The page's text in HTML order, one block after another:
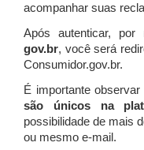
acompanhar suas
Após autenticar,
gov.br, você será
Consumidor.gov.br.
É importante observar
são únicos na
possibilidade de mais
ou mesmo e-mail.